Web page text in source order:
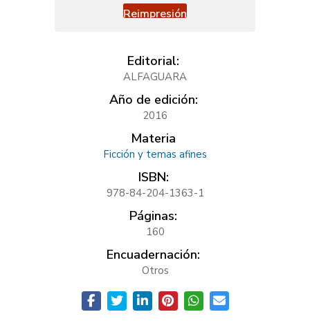
Reimpresión
Editorial:
ALFAGUARA
Año de edición:
2016
Materia
Ficción y temas afines
ISBN:
978-84-204-1363-1
Páginas:
160
Encuadernación:
Otros